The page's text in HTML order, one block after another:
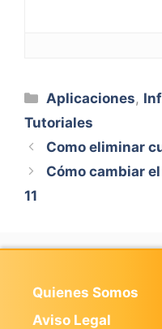
Categorías
Aplicaciones,
Tutoriales
Como eliminar
Cómo cambiar
11
Quienes Somos
Aviso Legal